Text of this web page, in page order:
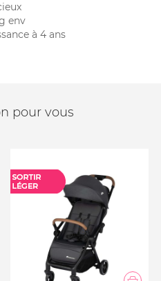
env
à 4 ans
pour vous